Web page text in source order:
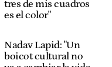
tres de mis cuadros
es el color"
Nadav Lapid: "Un
boicot cultural no